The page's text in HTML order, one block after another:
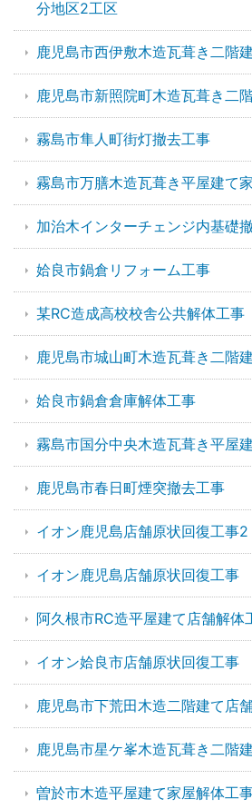
分地区2工区
鹿児島市西伊敷木造瓦葺き二階
鹿児島市新照院町木造瓦葺き二
霧島市隼人町街灯撤去工事
霧島市万膳木造瓦葺き平屋建て
加治木インターチェンジ内基礎
姶良市鍋倉リフォーム工事
某RC造成高校校舎公共解体工事
鹿児島市城山町木造瓦葺き二階
姶良市鍋倉倉庫解体工事
霧島市国分中央木造瓦葺き平屋
鹿児島市春日町煙突撤去工事
イオン鹿児島店舗原状回復工事2
イオン鹿児島店舗原状回復工事
阿久根市RC造平屋建て店舗解体
イオン姶良市店舗原状回復工事
鹿児島市下荒田木造二階建て店
鹿児島市星ケ峯木造瓦葺き二階
曽於市木造平屋建て家屋解体工